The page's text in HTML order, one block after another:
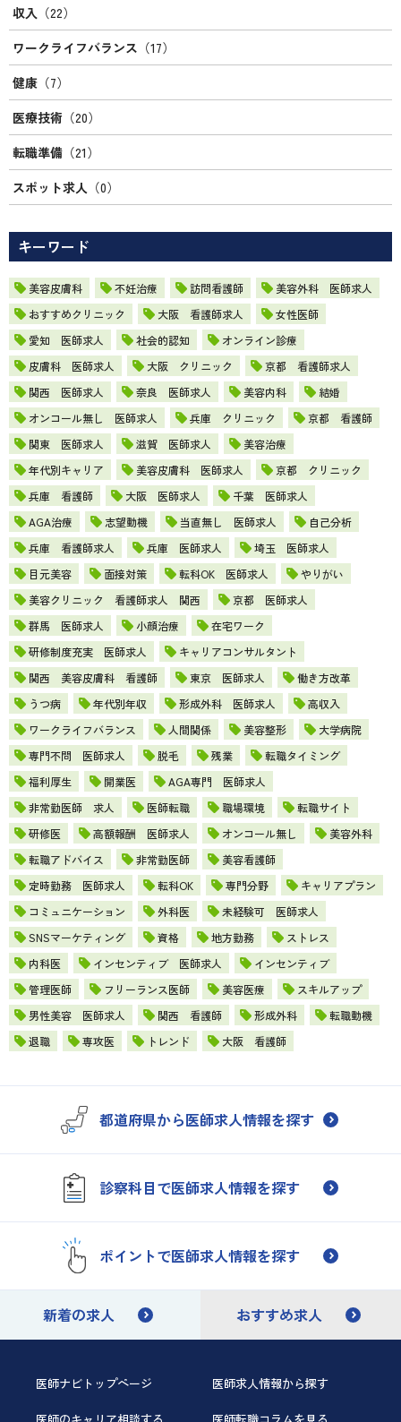
収入 （22）
ワークライフバランス （17）
健康 （7）
医療技術 （20）
転職準備 （21）
スポット求人 （0）
キーワード
美容皮膚科 不妊治療 訪問看護師
美容外科 医師求人
おすすめクリニック
大阪 看護師求人
女性医師
愛知 医師求人
社会的認知
オンライン診療
皮膚科 医師求人
大阪 クリニック
京都 看護師求人
関西 医師求人
奈良 医師求人 美容内科
結婚
オンコール無し 医師求人
兵庫 クリニック
京都 看護師
関東 医師求人
滋賀 医師求人
美容治療
年代別キャリア
美容皮膚科 医師求人
京都 クリニック
兵庫 看護師
大阪 医師求人
千葉 医師求人
AGA治療
志望動機 当直無し 医師求人
自己分析
兵庫 看護師求人
兵庫 医師求人
埼玉 医師求人
目元美容
面接対策 転科OK 医師求人
やりがい
美容クリニック 看護師求人 関西
京都 医師求人
群馬 医師求人
小顔治療
在宅ワーク
研修制度充実 医師求人
キャリアコンサルタント
関西 美容皮膚科 看護師
東京 医師求人
働き方改革
うつ病
年代別年収 形成外科 医師求人
高収入
ワークライフバランス
人間関係 美容整形
大学病院
専門不問 医師求人
脱毛 残業
転職タイミング
福利厚生
開業医
AGA専門 医師求人
非常勤医師 求人
医師転職 職場環境
転職サイト
研修医
高額報酬 医師求人 オンコール無し
美容外科
転職アドバイス
非常勤医師
美容看護師
定時勤務 医師求人
転科OK 専門分野
キャリアプラン
コミュニケーション
外科医
未経験可 医師求人
SNSマーケティング
資格 地方勤務
ストレス
内科医
インセンティブ 医師求人
インセンティブ
管理医師
フリーランス医師 美容医療
スキルアップ
男性美容 医師求人
関西 看護師 形成外科
転職動機
退職
専攻医 トレンド 大阪 看護師
都道府県から医師求人情報を探す
診察科目で医師求人情報を探す
ポイントで医師求人情報を探す
新着の求人 おすすめ求人
医師ナビトップページ 医師求人情報から探す